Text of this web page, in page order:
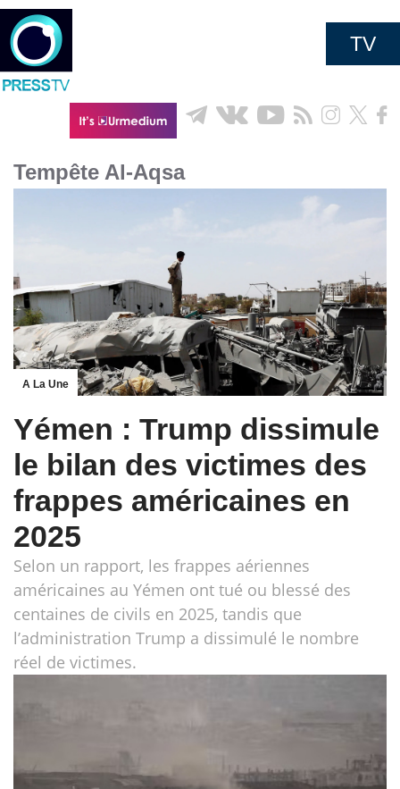
TV
Tempête Al-Aqsa
A La Une
Yémen : Trump dissimule
le bilan des victimes des
frappes américaines en
2025
Selon un rapport, les frappes aériennes
américaines au Yémen ont tué ou blessé des
centaines de civils en 2025, tandis que
l’administration Trump a dissimulé le nombre
réel de victimes.